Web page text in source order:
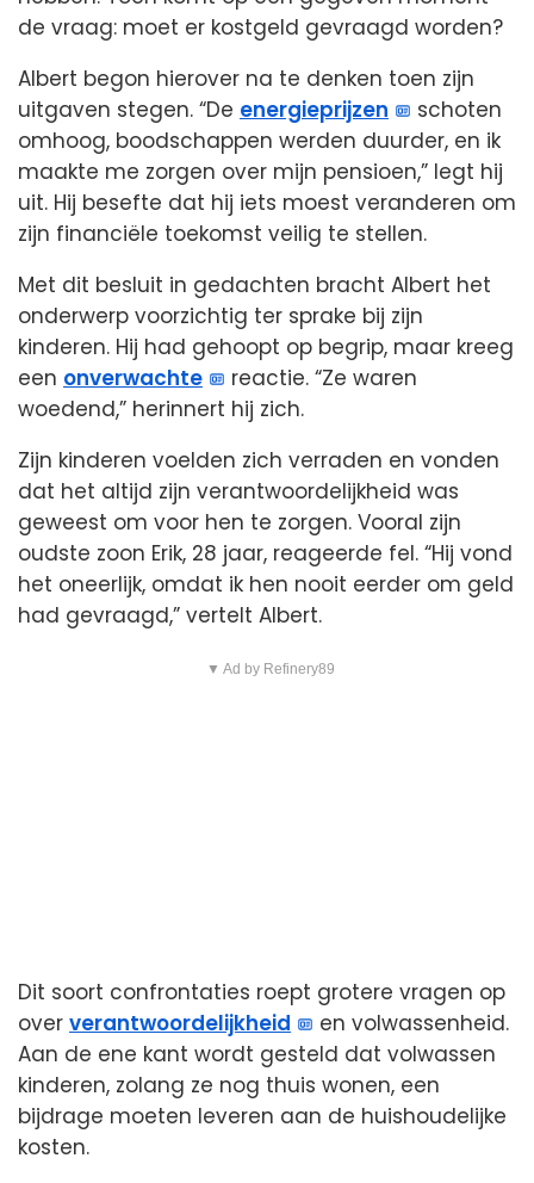
de vraag: moet er kostgeld gevraagd worden?
Albert begon hierover na te denken toen zijn
uitgaven stegen. “De energieprijzen
schoten
omhoog, boodschappen werden duurder, en ik
maakte me zorgen over mijn pensioen,” legt hij
uit. Hij besefte dat hij iets moest veranderen om
zijn financiële toekomst veilig te stellen.
Met dit besluit in gedachten bracht Albert het
onderwerp voorzichtig ter sprake bij zijn
kinderen. Hij had gehoopt op begrip, maar kreeg
een onverwachte
reactie. “Ze waren
woedend,” herinnert hij zich.
Zijn kinderen voelden zich verraden en vonden
dat het altijd zijn verantwoordelijkheid was
geweest om voor hen te zorgen. Vooral zijn
oudste zoon Erik, 28 jaar, reageerde fel. “Hij vond
het oneerlijk, omdat ik hen nooit eerder om geld
had gevraagd,” vertelt Albert.
▼ Ad by Refinery89
Dit soort confrontaties roept grotere vragen op
over verantwoordelijkheid
en volwassenheid.
Aan de ene kant wordt gesteld dat volwassen
kinderen, zolang ze nog thuis wonen, een
bijdrage moeten leveren aan de huishoudelijke
kosten.